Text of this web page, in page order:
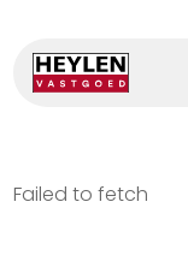
Failed to fetch